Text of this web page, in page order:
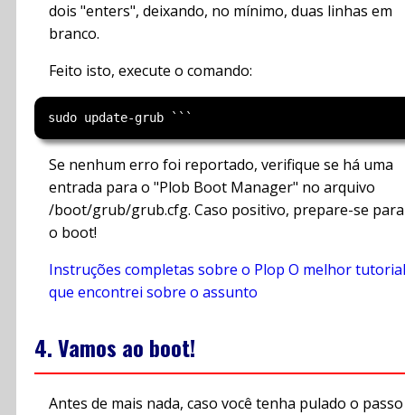
dois "enters", deixando, no mínimo, duas linhas em
branco.
Feito isto, execute o comando:
Se nenhum erro foi reportado, verifique se há uma
entrada para o "Plob Boot Manager" no arquivo
/boot/grub/grub.cfg. Caso positivo, prepare-se para
o boot!
Instruções completas sobre o Plop O melhor tutorial
que encontrei sobre o assunto
4. Vamos ao boot!
Antes de mais nada, caso você tenha pulado o passo